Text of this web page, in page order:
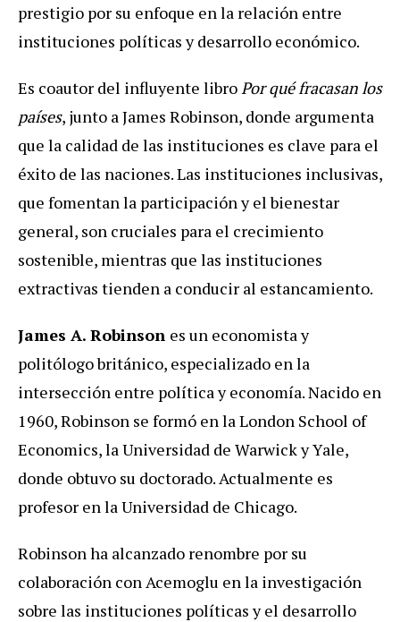
prestigio por su enfoque en la relación entre
instituciones políticas y desarrollo económico.
Es coautor del influyente libroPor qué fracasan los
países, junto a James Robinson, donde argumenta
que la calidad de las instituciones es clave para el
éxito de las naciones. Las instituciones inclusivas,
que fomentan la participación y el bienestar
general, son cruciales para el crecimiento
sostenible, mientras que las instituciones
extractivas tienden a conducir al estancamiento.
James A. Robinson es un economista y
politólogo británico, especializado en la
intersección entre política y economía. Nacido en
1960, Robinson se formó en la London School of
Economics, la Universidad de Warwick y Yale,
donde obtuvo su doctorado. Actualmente es
profesor en la Universidad de Chicago.
Robinson ha alcanzado renombre por su
colaboración con Acemoglu en la investigación
sobre las instituciones políticas y el desarrollo